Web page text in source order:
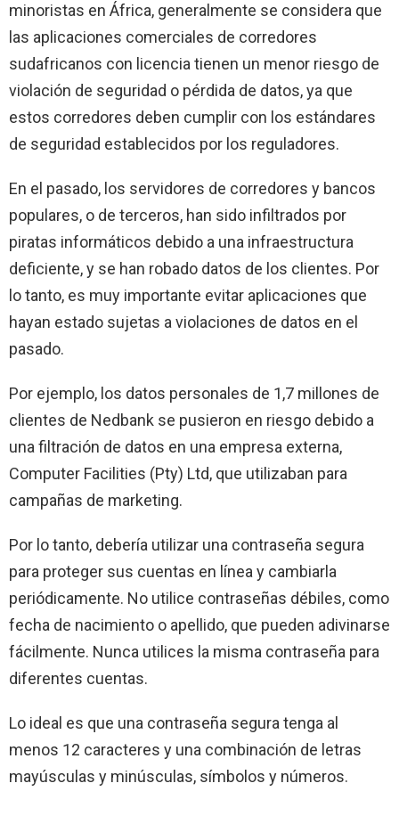
minoristas en África, generalmente se considera que
las aplicaciones comerciales de corredores
sudafricanos con licencia tienen un menor riesgo de
violación de seguridad o pérdida de datos, ya que
estos corredores deben cumplir con los estándares
de seguridad establecidos por los reguladores.
En el pasado, los servidores de corredores y bancos
populares, o de terceros, han sido infiltrados por
piratas informáticos debido a una infraestructura
deficiente, y se han robado datos de los clientes. Por
lo tanto, es muy importante evitar aplicaciones que
hayan estado sujetas a violaciones de datos en el
pasado.
Por ejemplo, los datos personales de 1,7 millones de
clientes de Nedbank se pusieron en riesgo debido a
una filtración de datos en una empresa externa,
Computer Facilities (Pty) Ltd, que utilizaban para
campañas de marketing.
Por lo tanto, debería utilizar una contraseña segura
para proteger sus cuentas en línea y cambiarla
periódicamente. No utilice contraseñas débiles, como
fecha de nacimiento o apellido, que pueden adivinarse
fácilmente. Nunca utilices la misma contraseña para
diferentes cuentas.
Lo ideal es que una contraseña segura tenga al
menos 12 caracteres y una combinación de letras
mayúsculas y minúsculas, símbolos y números.